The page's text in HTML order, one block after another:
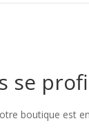
se
boutique est